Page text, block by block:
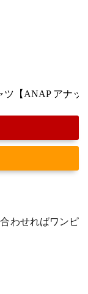
ツ【ANAP アナ
わせればワンピ